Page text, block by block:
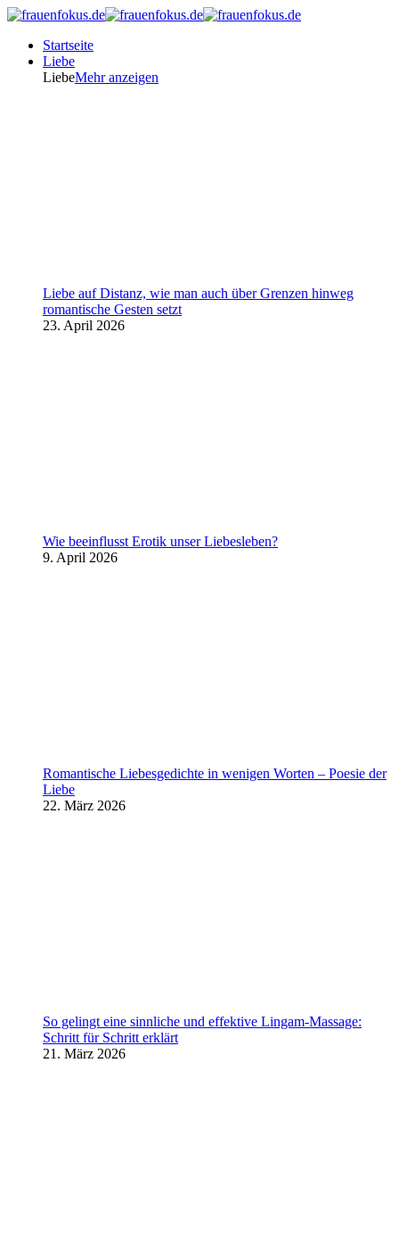
Startseite
Liebe
LiebeMehr anzeigen
Liebe auf Distanz, wie man auch über Grenzen hinweg
romantische Gesten setzt
23. April 2026
Wie beeinflusst Erotik unser Liebesleben?
9. April 2026
Romantische Liebesgedichte in wenigen Worten – Poesie der
Liebe
22. März 2026
So gelingt eine sinnliche und effektive Lingam-Massage:
Schritt für Schritt erklärt
21. März 2026